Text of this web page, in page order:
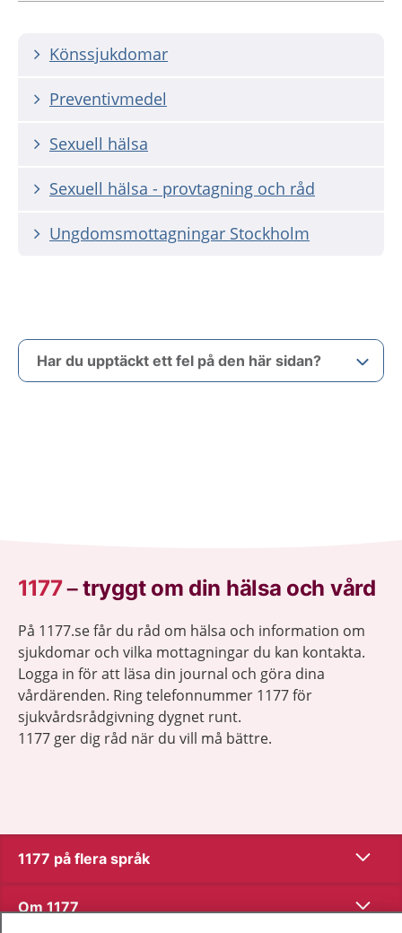
Könssjukdomar
Preventivmedel
Sexuell hälsa
Sexuell hälsa - provtagning och råd
Ungdomsmottagningar Stockholm
Har du upptäckt ett fel på den här sidan?
1177–tryggt om din hälsa och vård
På 1177.se får du råd om hälsa och information om
sjukdomar och vilka mottagningar du kan kontakta.
Logga in för att läsa din journal och göra dina
vårdärenden. Ring telefonnummer 1177 för
sjukvårdsrådgivning dygnet runt.
1177 ger dig råd när du vill må bättre.
1177 på flera språk Visa
Om 1177 Visa